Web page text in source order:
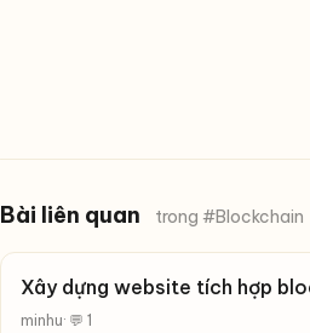
Bài liên quan trong #Blockchain
Xây dựng website tích hợp
minhu· 💬 1